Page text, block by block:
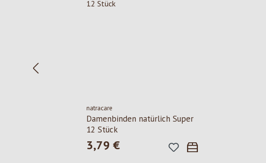
natracare
Damenbinden natürlich Super
12 Stück
Regulärer Preis:
3,79 €